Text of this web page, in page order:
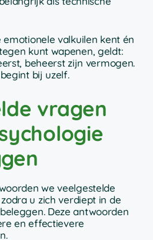
valkuilen kent én
kunt wapenen, geldt:
beheerst zijn vermogen.
bij uzelf.
vragen
we veelgestelde
u zich verdiept in de
Deze antwoorden
en effectievere